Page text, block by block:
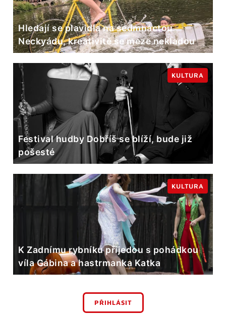
Hledají se plavidla na sedmnáctou
Neckyádu, kreativitě se meze nekladou
Festival hudby Dobříš se blíží, bude již
pošesté
KULTURA
K Zadnímu rybníku přijedou s pohádkou
víla Gábina a hastrmanka Katka
KULTURA
PŘIHLÁSIT